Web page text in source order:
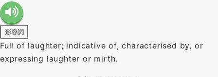
形容詞
Full of laughter; indicative of, characterised by, or
expressing laughter or mirth.